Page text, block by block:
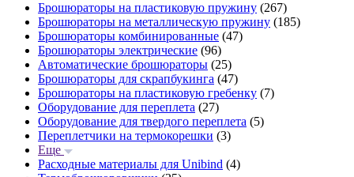
Брошюраторы на пластиковую пружину (267)
Брошюраторы на металлическую пружину (185)
Брошюраторы комбинированные (47)
Брошюраторы электрические (96)
Автоматические брошюраторы (25)
Брошюраторы для скрапбукинга (47)
Брошюраторы на пластиковую гребенку (7)
Оборудование для переплета (27)
Оборудование для твердого переплета (5)
Переплетчики на термокорешки (3)
Еще
Расходные материалы для Unibind (4)